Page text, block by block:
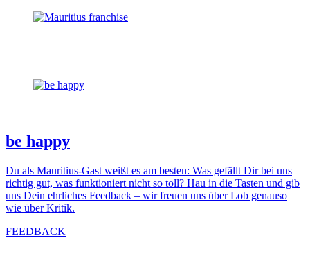
be happy
Du als Mauritius-Gast weißt es am besten: Was gefällt Dir bei uns
richtig gut, was funktioniert nicht so toll? Hau in die Tasten und gib
uns Dein ehrliches Feedback – wir freuen uns über Lob genauso
wie über Kritik.
FEEDBACK